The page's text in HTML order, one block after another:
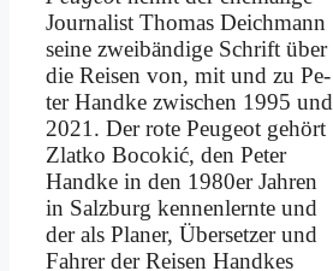
Jour­na­list Tho­mas Deich­mann
sei­ne zwei­bän­di­ge Schrift über
die Rei­sen von, mit und zu Pe­
ter Hand­ke zwi­schen 1995 und
2021. Der ro­te Peu­geot ge­hört
Zlat­ko Bo­co­kić, den Pe­ter
Hand­ke in den 1980er Jah­ren
in Salz­burg ken­nen­lern­te und
der als Pla­ner, Über­set­zer und
Fah­rer der Rei­sen Hand­kes